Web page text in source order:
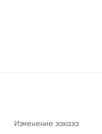
Изменение заказа